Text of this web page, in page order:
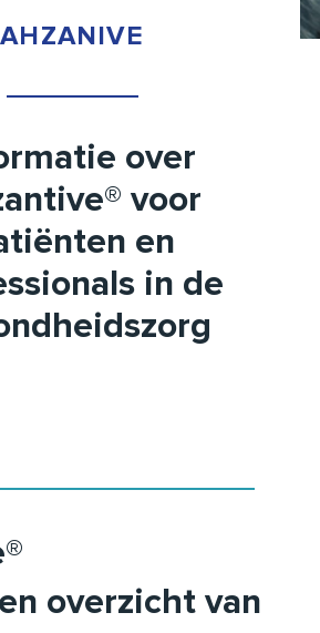
AHZANIVE
over
voor
en
in de
overzicht van